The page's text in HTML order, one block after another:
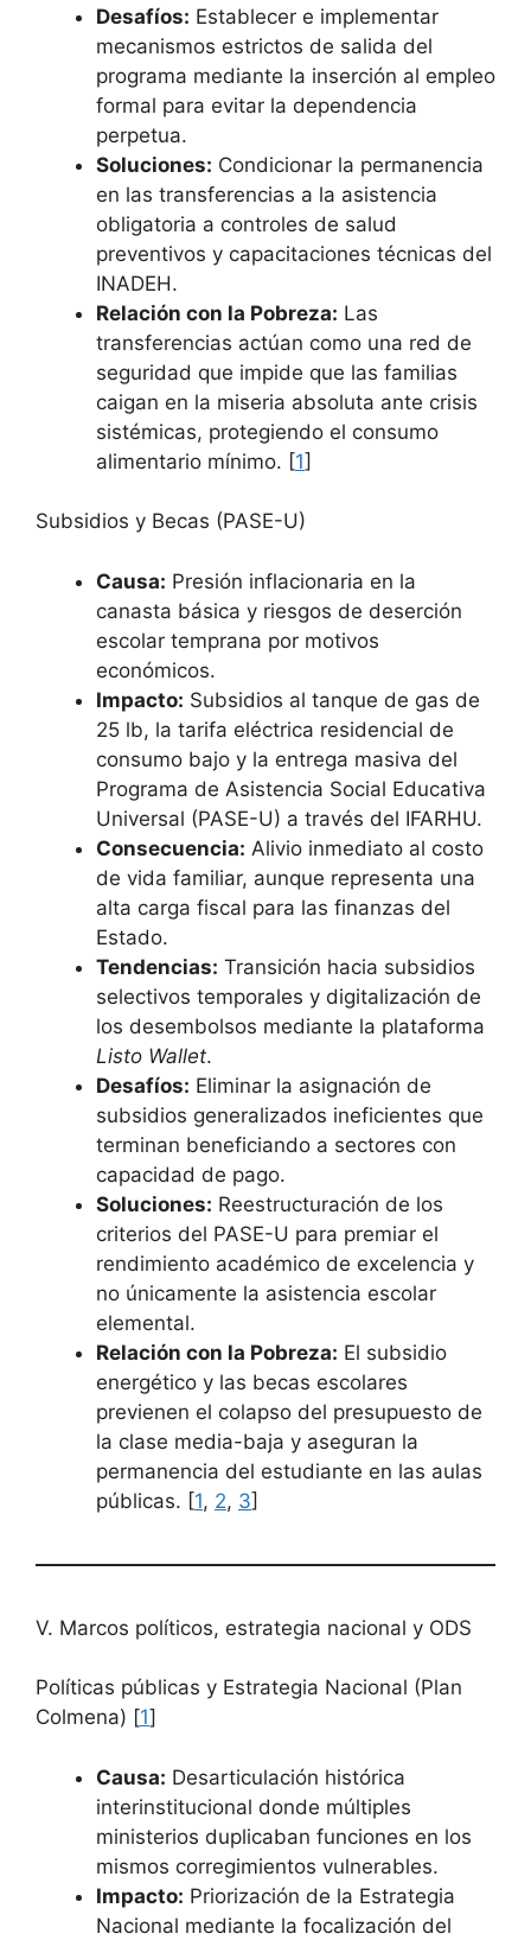
Desafíos: Establecer e implementar
mecanismos estrictos de salida del
programa mediante la inserción al empleo
formal para evitar la dependencia
perpetua.
Soluciones: Condicionar la permanencia
en las transferencias a la asistencia
obligatoria a controles de salud
preventivos y capacitaciones técnicas del
INADEH.
Relación con la Pobreza: Las
transferencias actúan como una red de
seguridad que impide que las familias
caigan en la miseria absoluta ante crisis
sistémicas, protegiendo el consumo
alimentario mínimo. [1]
Subsidios y Becas (PASE-U)
Causa: Presión inflacionaria en la
canasta básica y riesgos de deserción
escolar temprana por motivos
económicos.
Impacto: Subsidios al tanque de gas de
25 lb, la tarifa eléctrica residencial de
consumo bajo y la entrega masiva del
Programa de Asistencia Social Educativa
Universal (PASE-U) a través del IFARHU.
Consecuencia: Alivio inmediato al costo
de vida familiar, aunque representa una
alta carga fiscal para las finanzas del
Estado.
Tendencias: Transición hacia subsidios
selectivos temporales y digitalización de
los desembolsos mediante la plataforma
Listo Wallet.
Desafíos: Eliminar la asignación de
subsidios generalizados ineficientes que
terminan beneficiando a sectores con
capacidad de pago.
Soluciones: Reestructuración de los
criterios del PASE-U para premiar el
rendimiento académico de excelencia y
no únicamente la asistencia escolar
elemental.
Relación con la Pobreza: El subsidio
energético y las becas escolares
previenen el colapso del presupuesto de
la clase media-baja y aseguran la
permanencia del estudiante en las aulas
públicas. [1, 2, 3]
V. Marcos políticos, estrategia nacional y ODS
Políticas públicas y Estrategia Nacional (Plan
Colmena) [1]
Causa: Desarticulación histórica
interinstitucional donde múltiples
ministerios duplicaban funciones en los
mismos corregimientos vulnerables.
Impacto: Priorización de la Estrategia
Nacional mediante la focalización del